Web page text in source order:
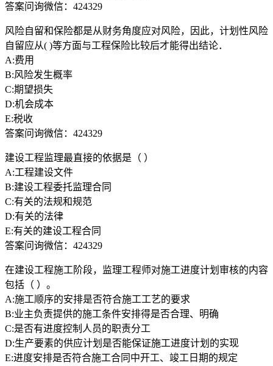
答案问询微信：424329
风险自留和保险都是从财务角度应对风险，因此，计划性风险
自留应从( )等方面与工程保险比较后才能得出结论．
A:费用
B:风险发生概率
C:期望损失
D:机会成本
E:税收
答案问询微信：424329
建设工程监理最直接的依据是（ ）
A:工程建设文件
B:建设工程委托监理合同
C:有关的法规和规范
D:有关的法律
E:有关的建设工程合同
答案问询微信：424329
在建设工程施工阶段，监理工程师对施工进度计划审核的内容
包括（ ）。
A:施工顺序的安排是否符合施工工艺的要求
B:业主负责提供的施工条件安排得是否合理、明确
C:是否有进度控制人员的职责分工
D:生产要素的供应计划是否能保证施工进度计划的实现
E:进度安排是否符合施工合同中开工、竣工日期的规定